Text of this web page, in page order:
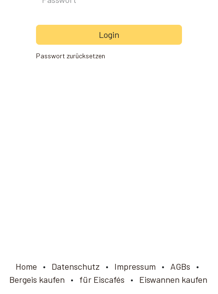
Login
Passwort zurücksetzen
Home • Datenschutz • Impressum • AGBs
•
Bergeis kaufen
• für Eiscafés • Eiswannen kaufen